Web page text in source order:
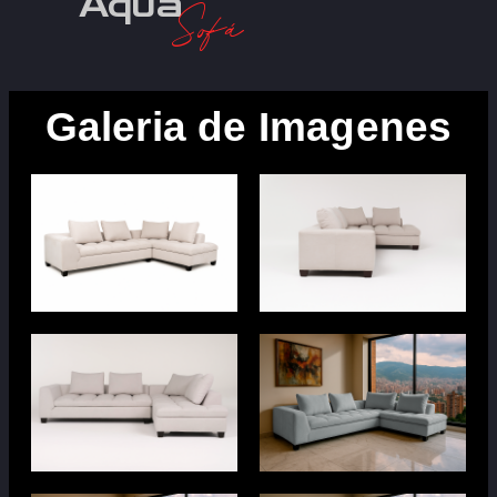
Sofá
Galeria de Imagenes